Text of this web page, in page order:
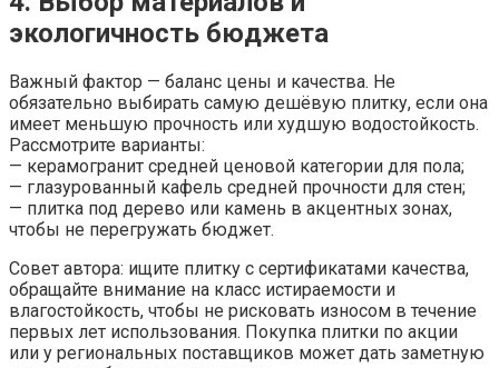
экологичность бюджета
Важный фактор — баланс цены и качества. Не
обязательно выбирать самую дешёвую плитку, если она
имеет меньшую прочность или худшую водостойкость.
Рассмотрите варианты:
— керамогранит средней ценовой категории для пола;
— глазурованный кафель средней прочности для стен;
— плитка под дерево или камень в акцентных зонах,
чтобы не перегружать бюджет.
Совет автора: ищите плитку с сертификатами качества,
обращайте внимание на класс истираемости и
влагостойкость, чтобы не рисковать износом в течение
первых лет использования. Покупка плитки по акции
или у региональных поставщиков может дать заметную